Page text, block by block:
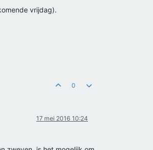
vrijdag).
0
17 mei 2016 10:24